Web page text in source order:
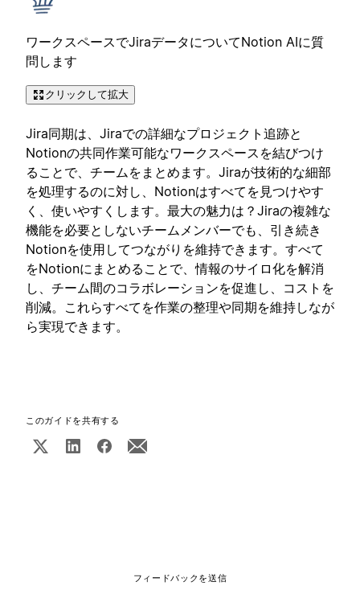
ワークスペースでJiraデータについてNotion AIに質
問します
クリックして拡大
Jira同期は、Jiraでの詳細なプロジェクト追跡と
Notionの共同作業可能なワークスペースを結びつけ
ることで、チームをまとめます。Jiraが技術的な細部
を処理するのに対し、Notionはすべてを見つけやす
く、使いやすくします。最大の魅力は？Jiraの複雑な
機能を必要としないチームメンバーでも、引き続き
Notionを使用してつながりを維持できます。すべて
をNotionにまとめることで、情報のサイロ化を解消
し、チーム間のコラボレーションを促進し、コストを
削減。これらすべてを作業の整理や同期を維持しなが
ら実現できます。
このガイドを共有する
フィードバックを送信